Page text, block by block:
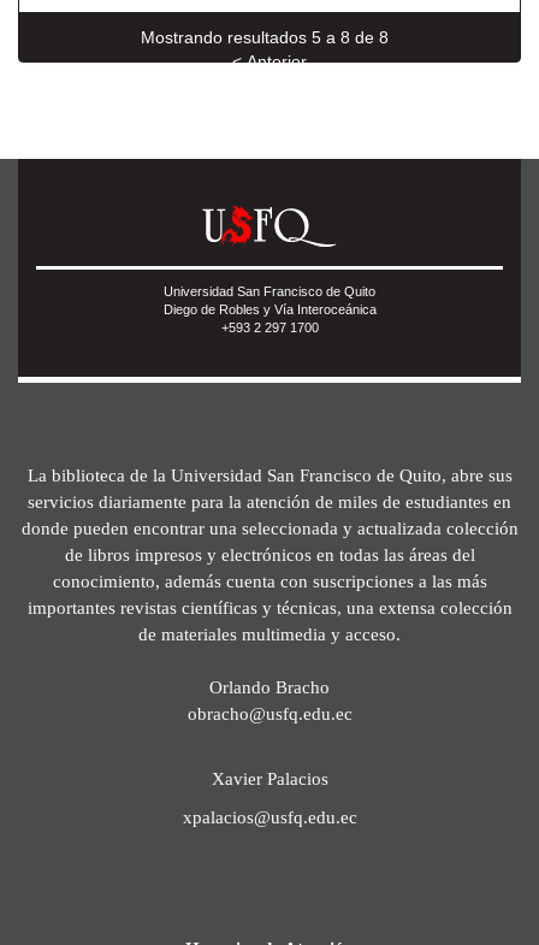
Mostrando resultados 5 a 8 de 8
< Anterior
Universidad San Francisco de Quito
Diego de Robles y Vía Interoceánica
+593 2 297 1700
La biblioteca de la Universidad San Francisco de Quito, abre sus
servicios diariamente para la atención de miles de estudiantes en
donde pueden encontrar una seleccionada y actualizada colección
de libros impresos y electrónicos en todas las áreas del
conocimiento, además cuenta con suscripciones a las más
importantes revistas científicas y técnicas, una extensa colección
de materiales multimedia y acceso.
Orlando Bracho
obracho@usfq.edu.ec
Xavier Palacios
xpalacios@usfq.edu.ec